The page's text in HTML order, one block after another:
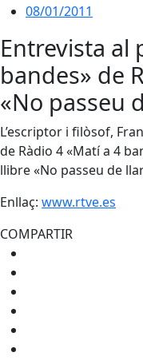
08/01/2011
Entrevista al
bandes» de
«No passeu
L’escriptor i filòsof,
de Ràdio 4 «Matí a 4
llibre «No passeu de
Enllaç: www.rtve.es
COMPARTIR